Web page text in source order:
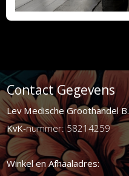
Contact Gegevens
Lev Medische Groothandel
KvK-nummer: 58214259
Winkel en Afhaaladres: